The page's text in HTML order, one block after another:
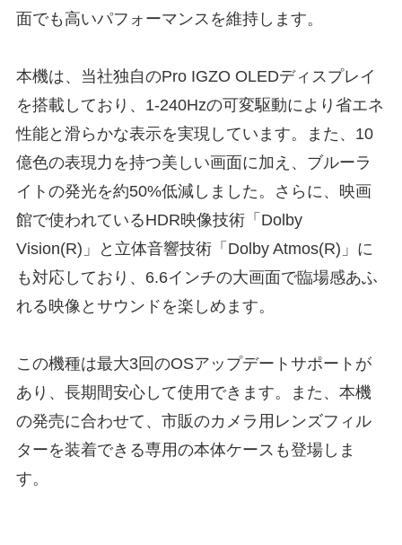
面でも高いパフォーマンスを維持します。
本機は、当社独自のPro IGZO OLEDディスプレイ
を搭載しており、1-240Hzの可変駆動により省エネ
性能と滑らかな表示を実現しています。また、10
億色の表現力を持つ美しい画面に加え、ブルーラ
イトの発光を約50%低減しました。さらに、映画
館で使われているHDR映像技術「Dolby
Vision(R)」と立体音響技術「Dolby Atmos(R)」に
も対応しており、6.6インチの大画面で臨場感あふ
れる映像とサウンドを楽しめます。
この機種は最大3回のOSアップデートサポートが
あり、長期間安心して使用できます。また、本機
の発売に合わせて、市販のカメラ用レンズフィル
ターを装着できる専用の本体ケースも登場しま
す。